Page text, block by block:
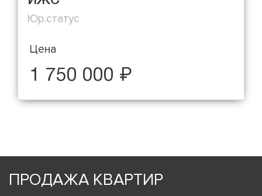
Юр.статус
Цена
1 750 000 ₽
ПРОДАЖА КВАРТИР